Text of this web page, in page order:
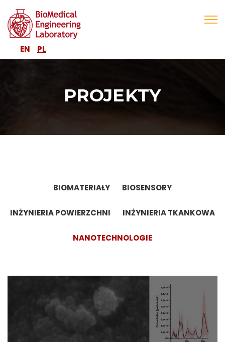
EN PL
PROJEKTY
BIOMATERIAŁY BIOSENSORY
INŻYNIERIA POWIERZCHNI INŻYNIERIA TKANKOWA
NANOTECHNOLOGIE